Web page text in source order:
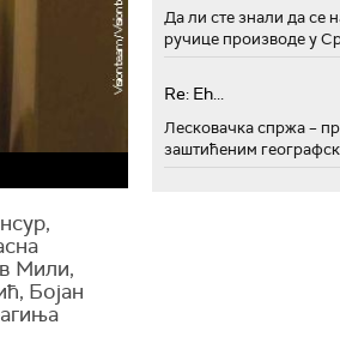
Мили,
Бојан
Да ли сте знали да се
ручице производе у
Re: Eh...
Лесковачка спржа –
заштићеним